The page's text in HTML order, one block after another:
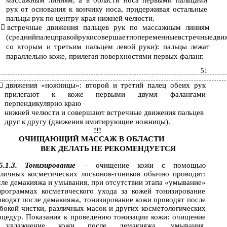
рук от основания к кончику носа, придерживая остальные
пальцы рук по центру края нижней челюсти.
 встречные движения пальцев рук по массажным линиям
со вторым и третьим пальцем левой руки): пальцы лежат
параллельно коже, прилегая поверхностями первых фаланг.
51
 движения «ножницы»: второй и третий палец обеих рук
прилегают к коже первыми двумя фалангами
перпендикулярно краю
нижней челюсти и совершают встречные движения пальцев
друг к другу (движения имитирующие ножницы).
!!!
ОЧИЩАЮЩИЙ МАССАЖ В ОБЛАСТИ
ВЕК ДЕЛАТЬ НЕ РЕКОМЕНДУЕТСЯ
Тонизирование– очищение кожи с помощью
косметических лосьонов-тоников обычно проводят:
демакияжа и умывания, при отсутствии этапа «умывание»
косметического ухода за кожей тонизирование
после демакияжа, тонизирование кожи проводят после
чистки, различных масок и других косметологических
Показания к проведению тонизации кожи: очищение